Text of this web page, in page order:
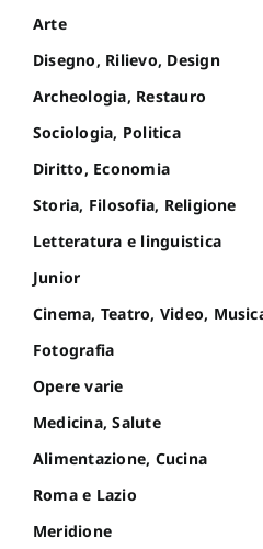
Arte
Disegno, Rilievo, Design
Archeologia, Restauro
Sociologia, Politica
Diritto, Economia
Storia, Filosofia, Religione
Letteratura e linguistica
Junior
Cinema, Teatro, Video,
Fotografia
Opere varie
Medicina, Salute
Alimentazione, Cucina
Roma e Lazio
Meridione